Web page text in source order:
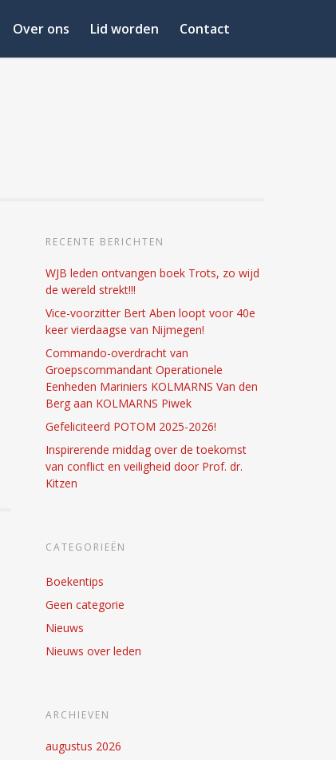
Over ons Lid worden Contact
RECENTE BERICHTEN
WJB leden ontvangen boek Trots, zo wijd
de wereld strekt!!!
Vice-voorzitter Bert Aben loopt voor 40e
keer vierdaagse van Nijmegen!
Commando-overdracht van
Groepscommandant Operationele
Eenheden Mariniers KOLMARNS Van den
Berg aan KOLMARNS Piwek
Gefeliciteerd POTOM 2025-2026!
Inspirerende middag over de toekomst
van conflict en veiligheid door Prof. dr.
Kitzen
CATEGORIEËN
Boekentips
Geen categorie
Nieuws
Nieuws over leden
ARCHIEVEN
augustus 2026